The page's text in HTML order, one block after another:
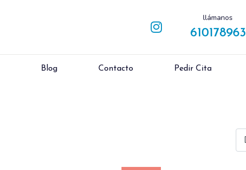
llámanos
610178963
Blog Contacto Pedir Cita